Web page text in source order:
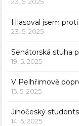
23. 5. 2025
Hlasoval jsem
23. 5. 2025
Senátorská stuha
19. 5. 2025
V Pelhřimově
15. 5. 2025
Jihočeský
14. 5. 2025